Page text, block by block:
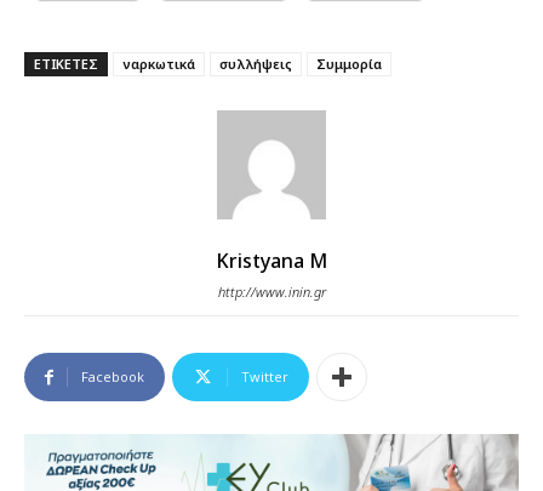
ΕΤΙΚΕΤΕΣ ναρκωτικά συλλήψεις Συμμορία
Kristyana M
http://www.inin.gr
Facebook Twitter